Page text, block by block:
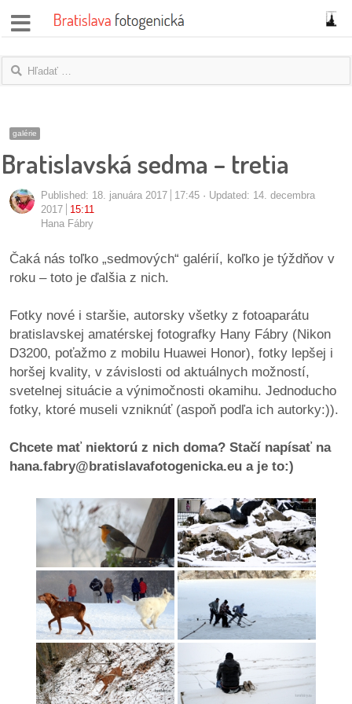
správy
názory
blogy
rozhovory
protesty
granty
pozvánky
Historický
kalendár
zákony
kauzy
konania
stavebné
konania
pripomienkové
konania
galérie
Bratislavská sedma – tretia
Published: 18. januára 2017 17:45
Updated: 14. decembra
2017
15:11
Hana Fábry
Čaká nás toľko „sedmových“ galérií, koľko je týždňov v
roku – toto je ďalšia z nich.
Fotky nové i staršie, autorsky všetky z fotoaparátu
bratislavskej amatérskej fotografky Hany Fábry (Nikon
D3200, poťažmo z mobilu Huawei Honor), fotky lepšej i
horšej kvality, v závislosti od aktuálnych možností,
svetelnej situácie a výnimočnosti okamihu. Jednoducho
fotky, ktoré museli vzniknúť (aspoň podľa ich autorky:)).
Chcete mať niektorú z nich doma? Stačí napísať na
hana.fabry@bratislavafotogenicka.eu a je to:)